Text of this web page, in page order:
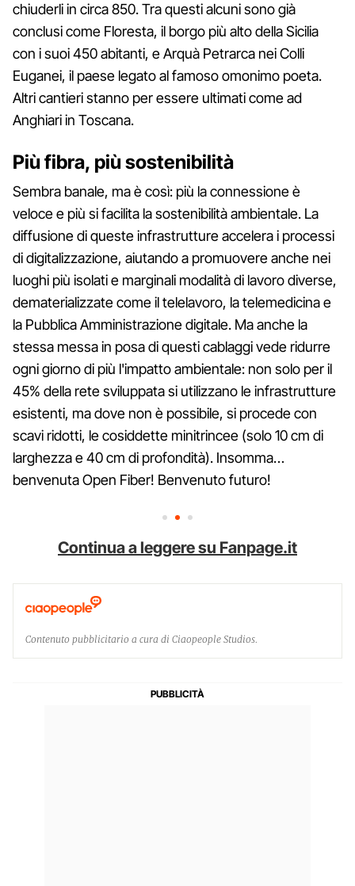
chiuderli in circa 850. Tra questi alcuni sono già
conclusi come Floresta, il borgo più alto della Sicilia
con i suoi 450 abitanti, e Arquà Petrarca nei Colli
Euganei, il paese legato al famoso omonimo poeta.
Altri cantieri stanno per essere ultimati come ad
Anghiari in Toscana.
Più fibra, più sostenibilità
Sembra banale, ma è così: più la connessione è
veloce e più si facilita la sostenibilità ambientale. La
diffusione di queste infrastrutture accelera i processi
di digitalizzazione, aiutando a promuovere anche nei
luoghi più isolati e marginali modalità di lavoro diverse,
dematerializzate come il telelavoro, la telemedicina e
la Pubblica Amministrazione digitale. Ma anche la
stessa messa in posa di questi cablaggi vede ridurre
ogni giorno di più l'impatto ambientale: non solo per il
45% della rete sviluppata si utilizzano le infrastrutture
esistenti, ma dove non è possibile, si procede con
scavi ridotti, le cosiddette minitrincee (solo 10 cm di
larghezza e 40 cm di profondità). Insomma…
benvenuta Open Fiber! Benvenuto futuro!
Continua a leggere su Fanpage.it
Contenuto pubblicitario a cura di Ciaopeople Studios.